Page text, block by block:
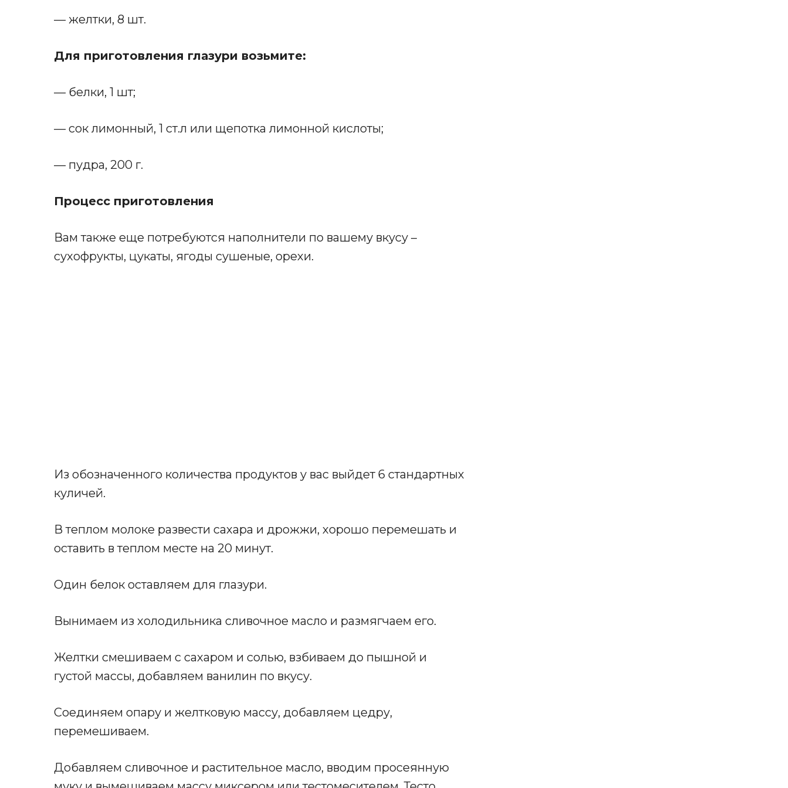
— желтки, 8 шт.
Для приготовления глазури возьмите:
— белки, 1 шт;
— сок лимонный, 1 ст.л или щепотка лимонной кислоты;
— пудра, 200 г.
Процесс приготовления
Вам также еще потребуются наполнители по вашему вкусу –
сухофрукты, цукаты, ягоды сушеные, орехи.
Из обозначенного количества продуктов у вас выйдет 6 стандартных
куличей.
В теплом молоке развести сахара и дрожжи, хорошо перемешать и
оставить в теплом месте на 20 минут.
Один белок оставляем для глазури.
Вынимаем из холодильника сливочное масло и размягчаем его.
Желтки смешиваем с сахаром и солью, взбиваем до пышной и
густой массы, добавляем ванилин по вкусу.
Соединяем опару и желтковую массу, добавляем цедру,
перемешиваем.
Добавляем сливочное и растительное масло, вводим просеянную